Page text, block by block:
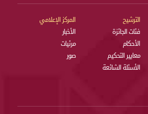
الترشيح
فئات الجائزة
الأحكام
معايير التحكيم
الأسئلة الشائعة
المركز الإعلامي
الأخبار
مرئيات
صور